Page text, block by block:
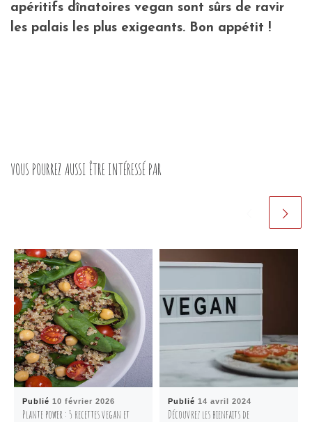
apéritifs dînatoires vegan sont sûrs de ravir
les palais les plus exigeants. Bon appétit !
VOUS POURREZ AUSSI ÊTRE INTÉRESSÉ PAR
Publié10 février 2026
Plante power : 5 recettes vegan et
Publié14 avril 2024
Découvrez les bienfaits de